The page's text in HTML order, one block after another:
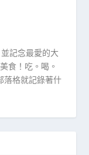
記念最愛的大
食！吃。喝。
落格就記錄著什